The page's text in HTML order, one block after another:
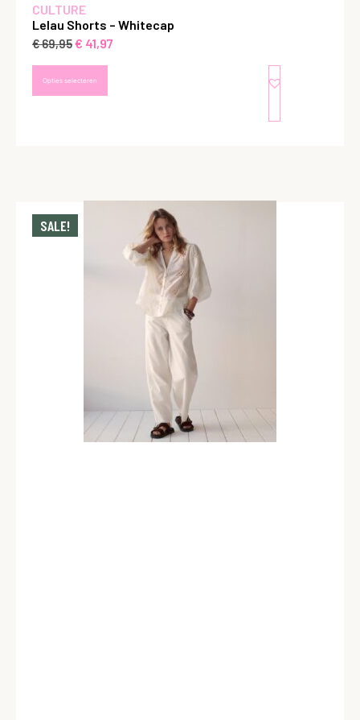
CULTURE
Lelau Shorts – Whitecap
€69,95€ 41,97
Opties selecteren
SALE!